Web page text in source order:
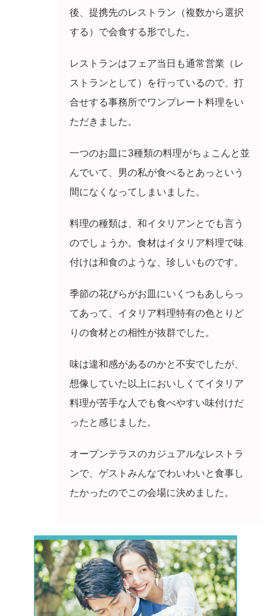
後、提携先のレストラン（複数から選択
する）で会食する形でした。
レストランはフェア当日も通常営業（レ
ストランとして）を行っているので、打
合せする事務所でワンプレート料理をい
ただきました。
一つのお皿に3種類の料理がちょこんと並
んでいて、男の私が食べるとあっという
間になくなってしまいました。
料理の種類は、和イタリアンとでも言う
のでしょうか。食材はイタリア料理で味
付けは和食のような、珍しいものです。
季節の花びらがお皿にいくつもあしらっ
てあって、イタリア料理特有の色とりど
りの食材との相性が抜群でした。
味は違和感があるのかと不安でしたが、
想像していた以上においしくてイタリア
料理が苦手な人でも食べやすい味付けだ
ったと感じました。
オープンテラスのカジュアルなレストラ
ンで、ゲストみんなでわいわいと食事し
たかったのでこの会場に決めました。